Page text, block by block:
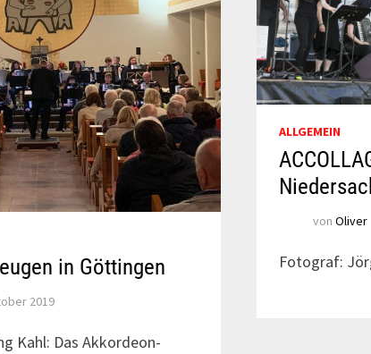
in Göttingen
2019
Kahl: Das Akkordeon-
ALLGEMEIN
von Oliver
Fotograf: